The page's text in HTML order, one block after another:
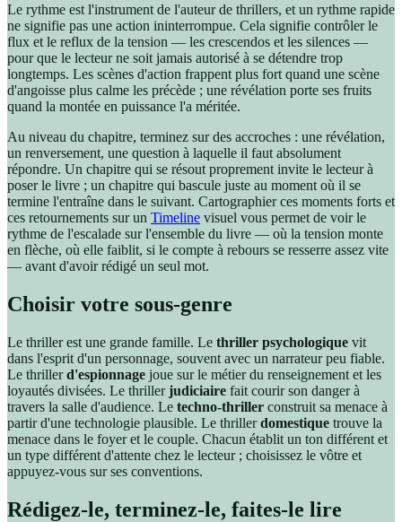
Le rythme est l'instrument de l'auteur de thrillers, et un rythme rapide
ne signifie pas une action ininterrompue. Cela signifie contrôler le
flux et le reflux de la tension — les crescendos et les silences —
pour que le lecteur ne soit jamais autorisé à se détendre trop
longtemps. Les scènes d'action frappent plus fort quand une scène
d'angoisse plus calme les précède ; une révélation porte ses fruits
quand la montée en puissance l'a méritée.
Au niveau du chapitre, terminez sur des accroches : une révélation,
un renversement, une question à laquelle il faut absolument
répondre. Un chapitre qui se résout proprement invite le lecteur à
poser le livre ; un chapitre qui bascule juste au moment où il se
termine l'entraîne dans le suivant. Cartographier ces moments forts et
ces retournements sur un Timeline visuel vous permet de voir le
rythme de l'escalade sur l'ensemble du livre — où la tension monte
en flèche, où elle faiblit, si le compte à rebours se resserre assez vite
— avant d'avoir rédigé un seul mot.
Choisir votre sous-genre
Le thriller est une grande famille. Le thriller psychologique vit
dans l'esprit d'un personnage, souvent avec un narrateur peu fiable.
Le thrillerd'espionnage joue sur le métier du renseignement et les
loyautés divisées. Le thrillerjudiciaire fait courir son danger à
travers la salle d'audience. Le techno-thriller construit sa menace à
partir d'une technologie plausible. Le thrillerdomestique trouve la
menace dans le foyer et le couple. Chacun établit un ton différent et
un type différent d'attente chez le lecteur ; choisissez le vôtre et
appuyez-vous sur ses conventions.
Rédigez-le, terminez-le, faites-le lire